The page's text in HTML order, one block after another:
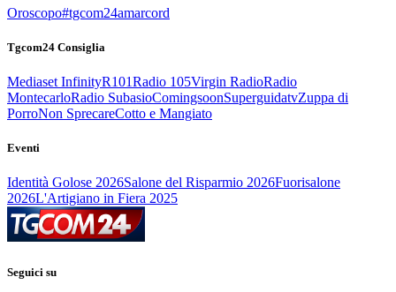
Oroscopo#tgcom24amarcord
Tgcom24 Consiglia
Mediaset InfinityR101Radio 105Virgin RadioRadio
MontecarloRadio SubasioComingsoonSuperguidatvZuppa di
PorroNon SprecareCotto e Mangiato
Eventi
Identità Golose 2026Salone del Risparmio 2026Fuorisalone
2026L'Artigiano in Fiera 2025
Seguici su